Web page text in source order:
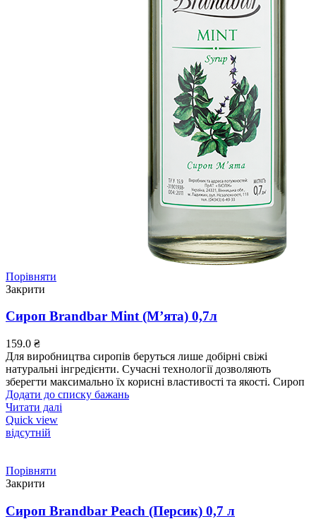
Порівняти
Закрити
Сироп Brandbar Mint (М’ята) 0,7л
159.0 ₴
Для виробництва сиропів беруться лише добірні свіжі
натуральні інгредієнти. Сучасні технології дозволяють
зберегти максимально їх корисні властивості та якості. Сироп
Додати до списку бажань
Читати далі
Quick view
відсутній
Порівняти
Закрити
Сироп Brandbar Peach (Персик) 0,7 л